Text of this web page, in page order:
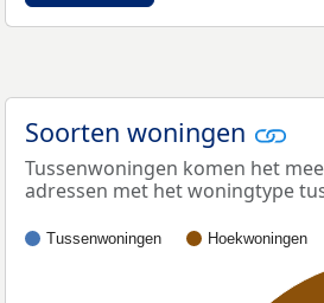
Soorten woningen
Tussenwoningen komen het
adressen met het woningtype
Tussenwoningen Hoekwoningen